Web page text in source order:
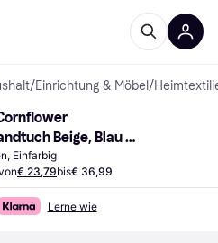
/Einrichtung & Möbel /
Beige, Blau
Einfarbig
€ 23,79bis€ 36,99
Lerne wie